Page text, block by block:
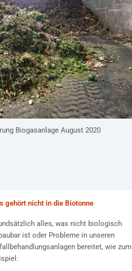
Biogasanlage August 2020
gehört nicht in die Biotonne
alles, was nicht biologisch
ist oder Probleme in unseren
bereitet, wie zum